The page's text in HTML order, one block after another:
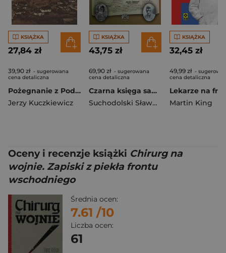
KSIĄŻKA
27,84 zł
39,90 zł - sugerowana
cena detaliczna
Pożegnanie z Podolem
Jerzy Kuczkiewicz
KSIĄŻKA
43,75 zł
69,90 zł - sugerowana
cena detaliczna
Czarna księga sanacji 2
Suchodolski Sławomir
KSIĄŻKA
32,45 zł
49,99 zł -
cena detaliczna
Martin King
Oceny i recenzje książki Chirurg na
wojnie. Zapiski z piekła frontu
wschodniego
Średnia ocen:
7.61 /10
Liczba ocen:
61